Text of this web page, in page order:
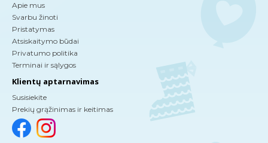
Apie mus
Svarbu žinoti
Pristatymas
Atsiskaitymo būdai
Privatumo politika
Terminai ir sąlygos
Klientų aptarnavimas
Susisiekite
Prekių grąžinimas ir keitimas